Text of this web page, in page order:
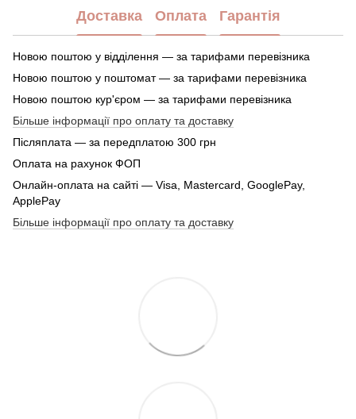
Доставка Оплата Гарантія
Новою поштою у відділення — за тарифами перевізника
Новою поштою у поштомат — за тарифами перевізника
Новою поштою кур'єром — за тарифами перевізника
Більше інформації про оплату та доставку
Післяплата — за передплатою 300 грн
Оплата на рахунок ФОП
Онлайн-оплата на сайті — Visa, Mastercard, GooglePay,
ApplePay
Більше інформації про оплату та доставку